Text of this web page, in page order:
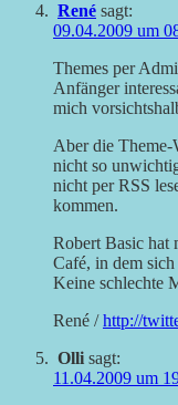
René sagt:
09.04.2009 um
Themes per
Anfänger
mich
Aber die Theme-
nicht so
nicht per RSS
kommen.
Robert Basic hat
Café, in dem
Keine schlechte
René /http://
Olli sagt:
11.04.2009 um